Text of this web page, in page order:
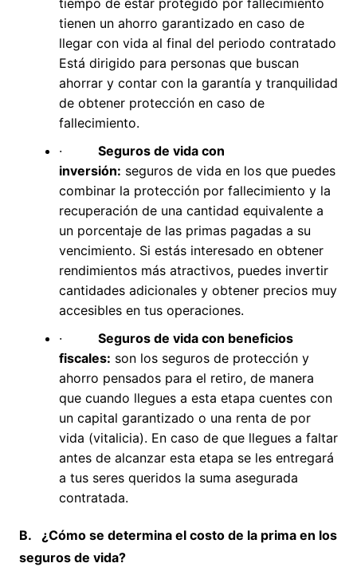
tiempo de estar protegido por fallecimiento
tienen un ahorro garantizado en caso de
llegar con vida al final del periodo contratado
Está dirigido para personas que buscan
ahorrar y contar con la garantía y tranquilidad
de obtener protección en caso de
fallecimiento.
· Seguros de vida con
inversión: seguros de vida en los que puedes
combinar la protección por fallecimiento y la
recuperación de una cantidad equivalente a
un porcentaje de las primas pagadas a su
vencimiento. Si estás interesado en obtener
rendimientos más atractivos, puedes invertir
cantidades adicionales y obtener precios muy
accesibles en tus operaciones.
· Seguros de vida con beneficios
fiscales: son los seguros de protección y
ahorro pensados para el retiro, de manera
que cuando llegues a esta etapa cuentes con
un capital garantizado o una renta de por
vida (vitalicia). En caso de que llegues a faltar
antes de alcanzar esta etapa se les entregará
a tus seres queridos la suma asegurada
contratada.
B. ¿Cómo se determina el costo de la prima en los
seguros de vida?